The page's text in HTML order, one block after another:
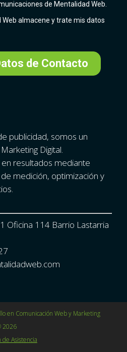
publicidad, somos un
Digital.
resultados mediante
medición, optimización y
Oficina 114 Barrio Lastarria
en Comunicación Web y Marketing
2026
de Asistencia